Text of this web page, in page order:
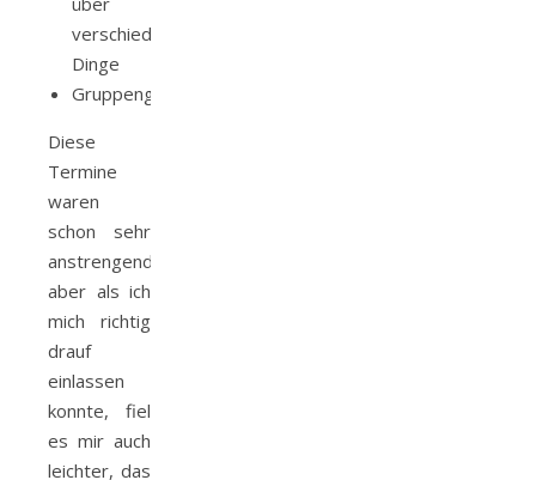
verschiedene
Dinge
Gruppengespräche
Diese
Termine
waren
schon sehr
anstrengend.
aber als ich
mich richtig
drauf
einlassen
konnte, fiel
es mir auch
leichter, das